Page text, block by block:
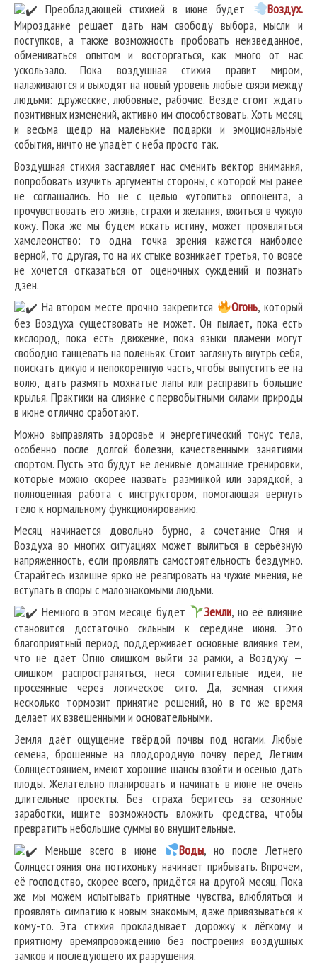
Преобладающей стихией в июне будет
Воздух.
Мироздание решает дать нам свободу выбора, мысли и
поступков, а также возможность пробовать неизведанное,
обмениваться опытом и восторгаться, как много от нас
ускользало. Пока воздушная стихия правит миром,
налаживаются и выходят на новый уровень любые связи между
людьми: дружеские, любовные, рабочие. Везде стоит ждать
позитивных изменений, активно им способствовать. Хоть месяц
и весьма щедр на маленькие подарки и эмоциональные
события, ничто не упадёт с неба просто так.
Воздушная стихия заставляет нас сменить вектор внимания,
попробовать изучить аргументы стороны, с которой мы ранее
не соглашались. Но не с целью «утопить» оппонента, а
прочувствовать его жизнь, страхи и желания, вжиться в чужую
кожу. Пока же мы будем искать истину, может проявляться
хамелеонство: то одна точка зрения кажется наиболее
верной, то другая, то на их стыке возникает третья, то вовсе
не хочется отказаться от оценочных суждений и познать
дзен.
На втором месте прочно закрепится
Огонь, который
без Воздуха существовать не может. Он пылает, пока есть
кислород, пока есть движение, пока языки пламени могут
свободно танцевать на поленьях. Стоит заглянуть внутрь себя,
поискать дикую и непокорённую часть, чтобы выпустить её на
волю, дать размять мохнатые лапы или расправить большие
крылья. Практики на слияние с первобытными силами природы
в июне отлично сработают.
Можно выправлять здоровье и энергетический тонус тела,
особенно после долгой болезни, качественными занятиями
спортом. Пусть это будут не ленивые домашние тренировки,
которые можно скорее назвать разминкой или зарядкой, а
полноценная работа с инструктором, помогающая вернуть
тело к нормальному функционированию.
Месяц начинается довольно бурно, а сочетание Огня и
Воздуха во многих ситуациях может вылиться в серьёзную
напряженность, если проявлять самостоятельность бездумно.
Старайтесь излишне ярко не реагировать на чужие мнения, не
вступать в споры с малознакомыми людьми.
Немного в этом месяце будет
Земли, но её влияние
становится достаточно сильным к середине июня. Это
благоприятный период поддерживает основные влияния тем,
что не даёт Огню слишком выйти за рамки, а Воздуху —
слишком распространяться, неся сомнительные идеи, не
просеянные через логическое сито. Да, земная стихия
несколько тормозит принятие решений, но в то же время
делает их взвешенными и основательными.
Земля даёт ощущение твёрдой почвы под ногами. Любые
семена, брошенные на плодородную почву перед Летним
Солнцестоянием, имеют хорошие шансы взойти и осенью дать
плоды. Желательно планировать и начинать в июне не очень
длительные проекты. Без страха беритесь за сезонные
заработки, ищите возможность вложить средства, чтобы
превратить небольшие суммы во внушительные.
Меньше всего в июне
Воды, но после Летнего
Солнцестояния она потихоньку начинает прибывать. Впрочем,
её господство, скорее всего, придётся на другой месяц. Пока
же мы можем испытывать приятные чувства, влюбляться и
проявлять симпатию к новым знакомым, даже привязываться к
кому-то. Эта стихия прокладывает дорожку к лёгкому и
приятному времяпровождению без построения воздушных
замков и последующего их разрушения.